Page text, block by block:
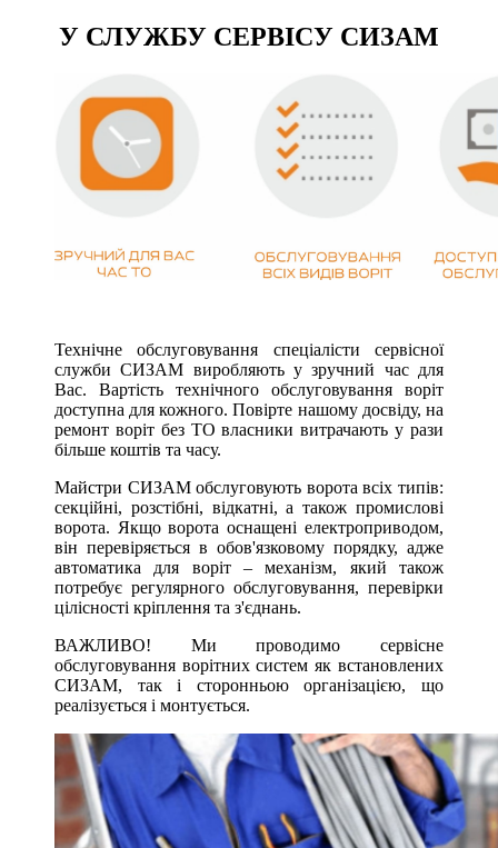
У СЛУЖБУ СЕРВІСУ СИЗАМ
Технічне обслуговування спеціалісти сервісної
служби СИЗАМ виробляють у зручний час для
Вас. Вартість технічного обслуговування воріт
доступна для кожного. Повірте нашому досвіду, на
ремонт воріт без ТО власники витрачають у рази
більше коштів та часу.
Майстри СИЗАМ обслуговують ворота всіх типів:
секційні, розстібні, відкатні, а також промислові
ворота. Якщо ворота оснащені електроприводом,
він перевіряється в обов'язковому порядку, адже
автоматика для воріт – механізм, який також
потребує регулярного обслуговування, перевірки
цілісності кріплення та з'єднань.
ВАЖЛИВО! Ми проводимо сервісне
обслуговування ворітних систем як встановлених
СИЗАМ, так і сторонньою організацією, що
реалізується і монтується.